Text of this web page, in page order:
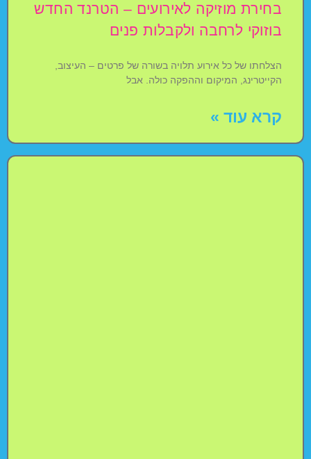
בחירת מוזיקה לאירועים – הטרנד החדש
בוזוקי לרחבה ולקבלות פנים
הצלחתו של כל אירוע תלויה בשורה של פרטים – העיצוב,
הקייטרינג, המיקום וההפקה כולה. אבל
קרא עוד »